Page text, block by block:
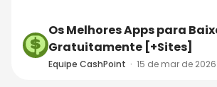
Os Melhores Apps para
Gratuitamente [+Sites]
Equipe CashPoint · 15 de mar de 2026